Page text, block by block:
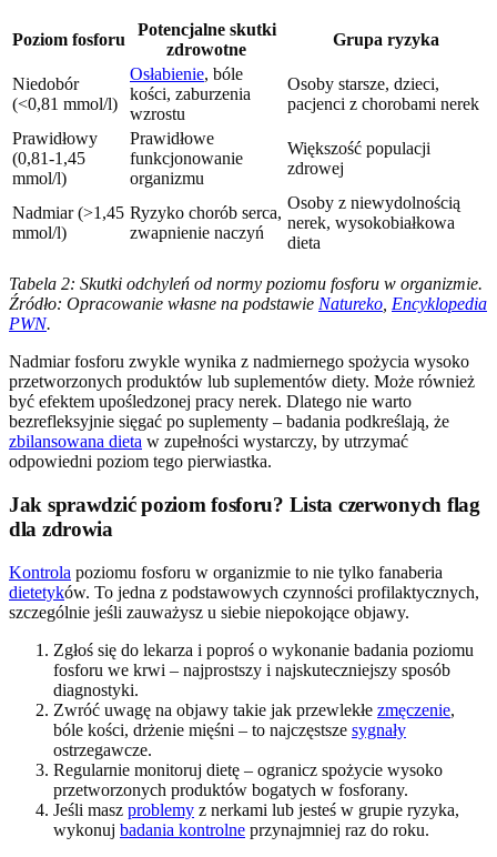
Poziom fosforu
Potencjalne skutki
zdrowotne
Grupa ryzyka
Niedobór
(<0,81 mmol/l)
Osłabienie, bóle
kości, zaburzenia
wzrostu
Osoby starsze, dzieci,
pacjenci z chorobami nerek
Prawidłowy
(0,81-1,45
mmol/l)
Prawidłowe
funkcjonowanie
organizmu
Większość populacji
zdrowej
Nadmiar (>1,45
mmol/l)
Ryzyko chorób serca,
zwapnienie naczyń
Osoby z niewydolnością
nerek, wysokobiałkowa
dieta
Tabela 2: Skutki odchyleń od normy poziomu fosforu w organizmie.
Źródło: Opracowanie własne na podstawie Natureko Encyklopedia
PWN.
Nadmiar fosforu zwykle wynika z nadmiernego spożycia wysoko
przetworzonych produktów lub suplementów diety. Może również
być efektem upośledzonej pracy nerek. Dlatego nie warto
bezrefleksyjnie sięgać po suplementy – badania podkreślają, że
zbilansowana dieta w zupełności wystarczy, by utrzymać
odpowiedni poziom tego pierwiastka.
Jak sprawdzić poziom fosforu? Lista czerwonych flag
dla zdrowia
Kontrola poziomu fosforu w organizmie to nie tylko fanaberia
dietetyków. To jedna z podstawowych czynności profilaktycznych,
szczególnie jeśli zauważysz u siebie niepokojące objawy.
Zgłoś się do lekarza i poproś o wykonanie badania poziomu
fosforu we krwi – najprostszy i najskuteczniejszy sposób
diagnostyki.
Zwróć uwagę na objawy takie jak przewlekłe zmęczenie,
bóle kości, drżenie mięśni – to najczęstsze sygnały
ostrzegawcze.
Regularnie monitoruj dietę – ogranicz spożycie wysoko
przetworzonych produktów bogatych w fosforany.
Jeśli masz problemy z nerkami lub jesteś w grupie ryzyka,
wykonuj badania kontrolne przynajmniej raz do roku.